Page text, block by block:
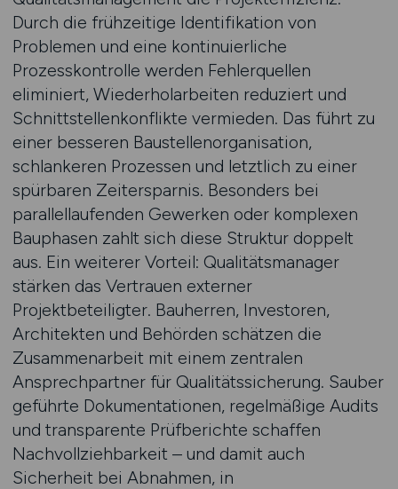
Durch die frühzeitige Identifikation von
Problemen und eine kontinuierliche
Prozesskontrolle werden Fehlerquellen
eliminiert, Wiederholarbeiten reduziert und
Schnittstellenkonflikte vermieden. Das führt zu
einer besseren Baustellenorganisation,
schlankeren Prozessen und letztlich zu einer
spürbaren Zeitersparnis. Besonders bei
parallellaufenden Gewerken oder komplexen
Bauphasen zahlt sich diese Struktur doppelt
aus. Ein weiterer Vorteil: Qualitätsmanager
stärken das Vertrauen externer
Projektbeteiligter. Bauherren, Investoren,
Architekten und Behörden schätzen die
Zusammenarbeit mit einem zentralen
Ansprechpartner für Qualitätssicherung. Sauber
geführte Dokumentationen, regelmäßige Audits
und transparente Prüfberichte schaffen
Nachvollziehbarkeit – und damit auch
Sicherheit bei Abnahmen, in